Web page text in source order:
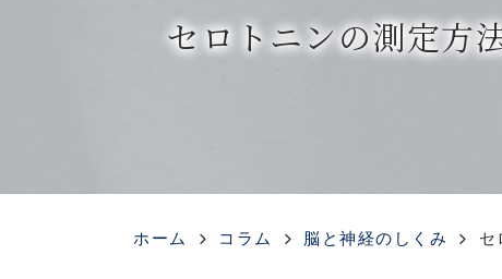
セロトニンの測定方
ホーム コラム 脳と神経のしくみ セ